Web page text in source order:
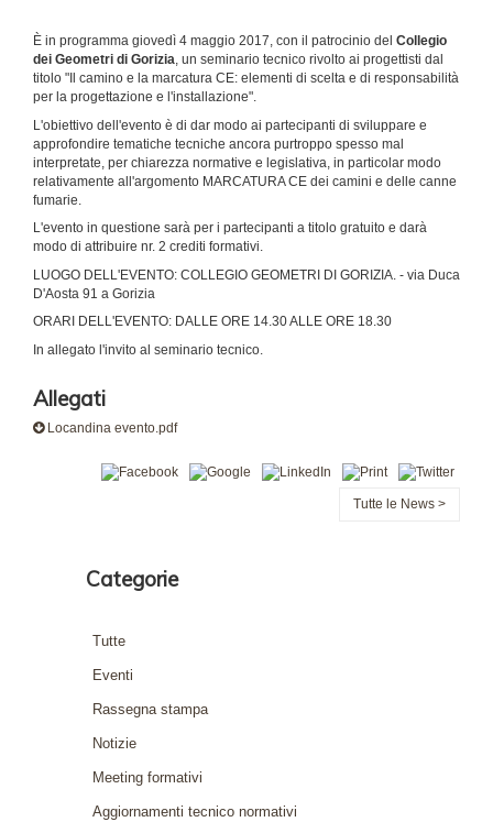
È in programma giovedì 4 maggio 2017, con il patrocinio del Collegio
dei Geometri di Gorizia, un seminario tecnico rivolto ai progettisti dal
titolo "Il camino e la marcatura CE: elementi di scelta e di responsabilità
per la progettazione e l'installazione".
L'obiettivo dell'evento è di dar modo ai partecipanti di sviluppare e
approfondire tematiche tecniche ancora purtroppo spesso mal
interpretate, per chiarezza normative e legislativa, in particolar modo
relativamente all'argomento MARCATURA CE dei camini e delle canne
fumarie.
L'evento in questione sarà per i partecipanti a titolo gratuito e darà
modo di attribuire nr. 2 crediti formativi.
LUOGO DELL'EVENTO: COLLEGIO GEOMETRI DI GORIZIA. - via Duca
D'Aosta 91 a Gorizia
ORARI DELL'EVENTO: DALLE ORE 14.30 ALLE ORE 18.30
In allegato l'invito al seminario tecnico.
Allegati
Locandina evento.pdf
Tutte le News >
Categorie
Tutte
Eventi
Rassegna stampa
Notizie
Meeting formativi
Aggiornamenti tecnico normativi